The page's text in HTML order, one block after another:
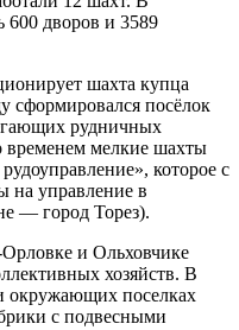
600 дворов и 3589
шахта купца
сформировался посёлок
рудничных
временем мелкие шахты
которое с
на управление в
— город Торез).
и Ольховчике
хозяйств. В
окружающих поселках
с подвесными